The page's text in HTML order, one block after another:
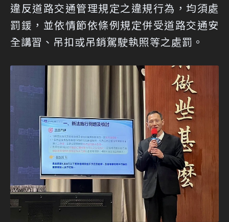
違反道路交通管理規定之違規行為，均須處
罰鍰，並依情節依條例規定併受道路交通安
全講習、吊扣或吊銷駕駛執照等之處罰。